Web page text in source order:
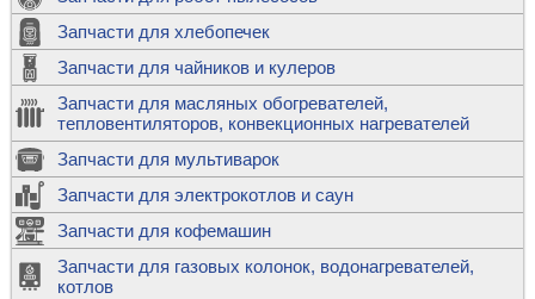
Запчасти для хлебопечек
Запчасти для чайников и кулеров
Запчасти для масляных обогревателей,
тепловентиляторов, конвекционных нагревателей
Запчасти для мультиварок
Запчасти для электрокотлов и саун
Запчасти для кофемашин
Запчасти для газовых колонок, водонагревателей,
котлов